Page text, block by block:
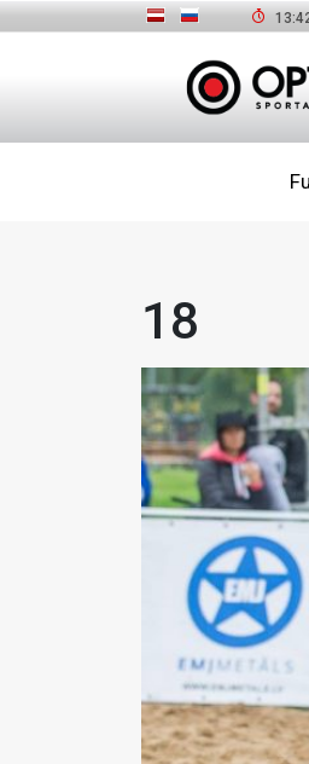
18